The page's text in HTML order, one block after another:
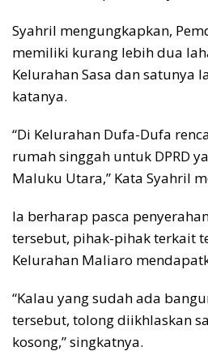
Syahril mengungkapkan,
memiliki kurang lebih dua
Kelurahan Sasa dan satunya
katanya.
“Di Kelurahan Dufa-Dufa
rumah singgah untuk DPRD
Maluku Utara,” Kata Syahril
Ia berharap pasca
tersebut, pihak-pihak terkait
Kelurahan Maliaro
“Kalau yang sudah ada
tersebut, tolong diikhlaskan
kosong,” singkatnya.